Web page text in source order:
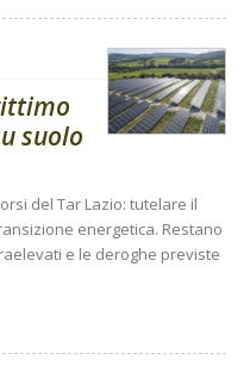
suolo
del Tar Lazio: tutelare il
energetica. Restano
e le deroghe previste